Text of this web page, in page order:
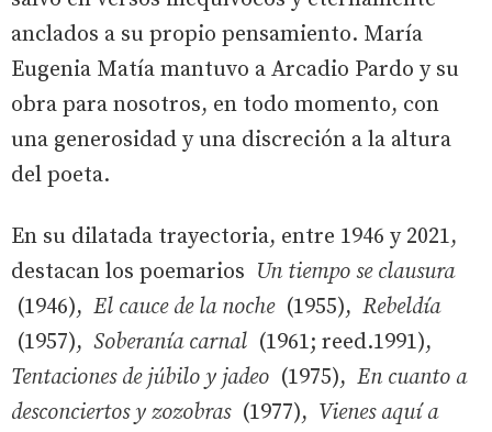
anclados a su propio pensamiento. María
Eugenia Matía mantuvo a Arcadio Pardo y su
obra para nosotros, en todo momento, con
una generosidad y una discreción a la altura
del poeta.
En su dilatada trayectoria, entre 1946 y 2021,
destacan los poemarios Un tiempo se clausura
(1946), El cauce de la noche(1955), Rebeldía
(1957), Soberanía carnal (1961; reed.1991),
Tentaciones de júbilo y jadeo (1975), En cuanto a
desconciertos y zozobras(1977), Vienes aquí a